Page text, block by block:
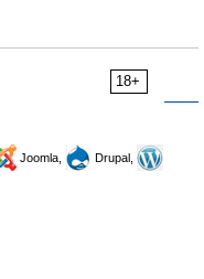
18+
Joomla,
Drupal,